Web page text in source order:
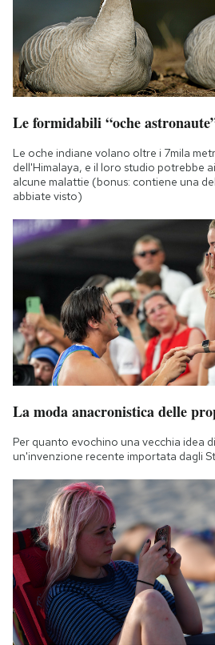
Le formidabili “oche
Le oche indiane volano oltre i 7mila
dell'Himalaya, e il loro studio potrebbe
alcune malattie (bonus: contiene una
abbiate visto)
La moda anacronistica delle
Per quanto evochino una vecchia idea
un'invenzione recente importata dagli